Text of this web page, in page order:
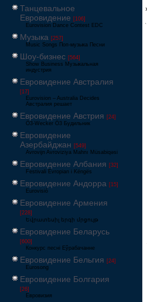
Танцевальное
Евровидение [106]
Eurovision Dance Contest EDC
Музыка [257]
Music Songs Поп-музыка Песни
Шоу-бизнес [564]
Show Business Музыкальная
индустрия
Евровидение Австралия
[17]
Eurovision – Australia Decides
Австралия решает
Евровидение Австрия [24]
Ö3-Wecker Ö3 Будильник
Евровидение
Азербайджан [549]
Avrovijn Avroviziya Mahnı Müsabiqəsi
Евровидение Албания [32]
Festivali Evropian i Këngës
Евровидение Андорра [15]
Eurovisió
Евровидение Армения
[228]
Եվրատեսիլ երգի մրցույթ
Евровидение Беларусь
[600]
Конкурс песні Еўрабачанне
Евровидение Бельгия [24]
Eurosong
Евровидение Болгария
[26]
Евровизия